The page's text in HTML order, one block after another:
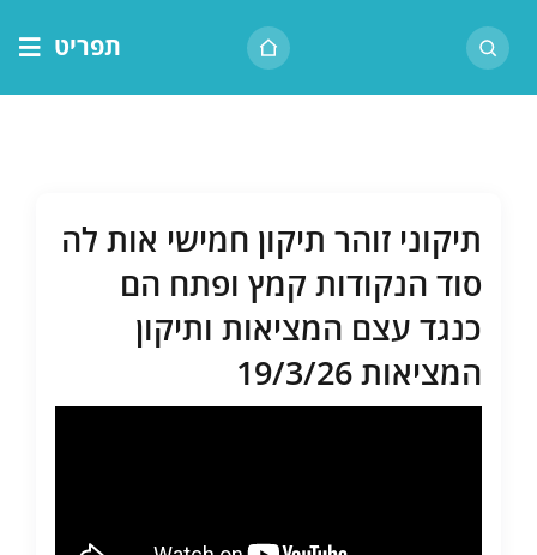
לתוכן
תפריט
שיעור יומי
תיקוני זוהר תיקון חמישי אות לה
סוד הנקודות קמץ ופתח הם
כנגד עצם המציאות ותיקון
המציאות 19/3/26